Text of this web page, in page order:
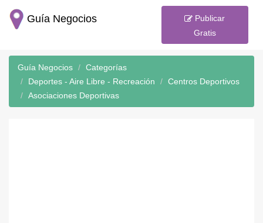
Guía Negocios
Publicar
Gratis
Guía Negocios
Categorías
Deportes - Aire Libre - Recreación
Centros Deportivos
Asociaciones Deportivas